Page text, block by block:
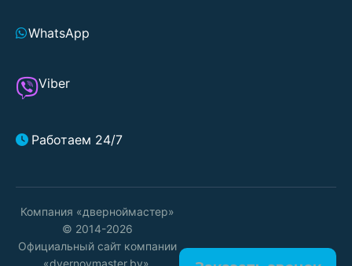
WhatsApp
Viber
Работаем 24/7
Компания «дверноймастер»
© 2014-2026
Официальный сайт компании
«dvernoymaster.by».